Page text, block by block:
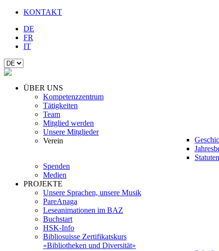
KONTAKT
DE
FR
IT
ÜBER UNS
Kompetenzzentrum
Tätigkeiten
Team
Mitglied werden
Unsere Mitglieder
Verein
Statuten
Spenden
Medien
PROJEKTE
Unsere Sprachen, unsere Musik
PareAnaga
Leseanimationen im BAZ
Buchstart
HSK-Info
Bibliosuisse Zertifikatskurs
«Bibliotheken und Diversität»